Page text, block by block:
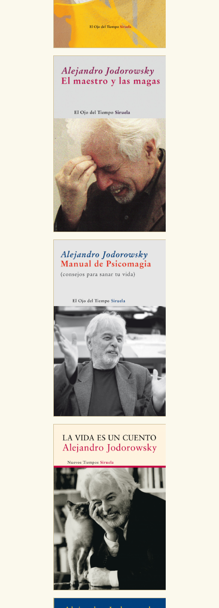
CONFIGURACIÓN DE COOKIES
HABILITAR TODO RECHAZAR TODO
Cookies necesarias
Estas cookies son necesarias para que nuestro sitio
web funcione y no es posible deshabilitarlas desde
navegador, pero en ese caso es posible que algunas
áreas de nuestra web dejen de funcionar
correctamente.
de navegación y optimizar el funcionamiento de
nuestro sitio web. Almacenan configuraciones de
servicios para que no tenga que reconfigurarlos cada
vez que nos visita. La información es agregada y, por lo
tanto, es anónima.
Cookies de publicidad y redes sociales
Estas cookies son gestionadas por nuestros socios
publicitarios y se utilizan para mostrar publicidad
relevante para sus intereses en otros sitios. No
almacenan directamente información personal sino
que se basan en la identificación única de su
navegador y dispositivo de internet.